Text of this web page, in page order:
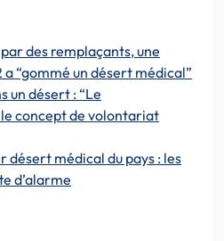
des remplaçants, une
“gommé un désert médical”
un désert : “Le
concept de volontariat
désert médical du pays : les
d’alarme